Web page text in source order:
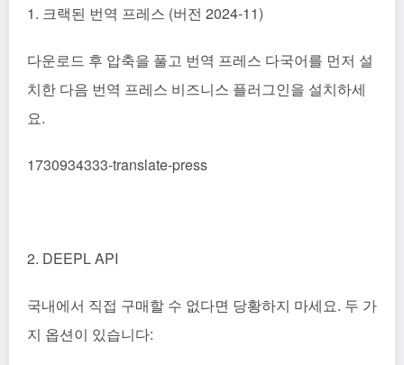
1. 크랙된 번역 프레스 (버전 2024-11)
다운로드 후 압축을 풀고 번역 프레스 다국어를 먼저 설
치한 다음 번역 프레스 비즈니스 플러그인을 설치하세
요.
1730934333-translate-press
2. DEEPL API
국내에서 직접 구매할 수 없다면 당황하지 마세요. 두 가
지 옵션이 있습니다: